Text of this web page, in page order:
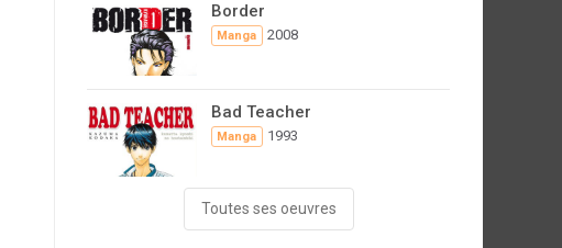
Border
Manga 2008
Bad Teacher
Manga 1993
Toutes ses oeuvres